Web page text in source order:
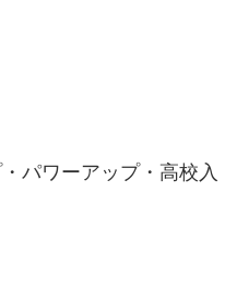
パワーアップ・高校入